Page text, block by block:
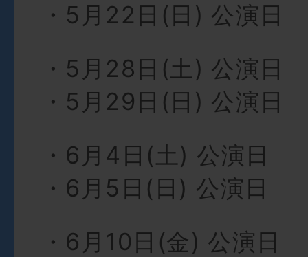
・5⽉22⽇(⽇) 公演⽇
・5⽉28⽇(⼟) 公演⽇
・5⽉29⽇(⽇) 公演⽇
・6⽉4⽇(⼟) 公演⽇
・6⽉5⽇(⽇) 公演⽇
・6⽉10⽇(⾦) 公演⽇